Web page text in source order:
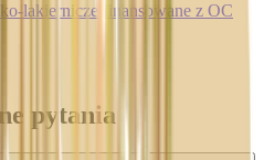
lakiernicze finansowane z OC
pytania